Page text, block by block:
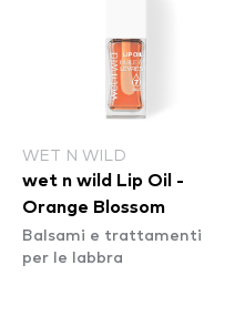
WET N WILD
wet n wild Lip Oil -
Orange Blossom
Balsami e trattamenti
per le labbra